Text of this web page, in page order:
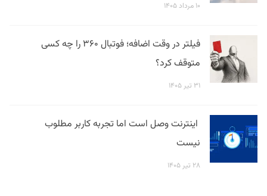
۱۰ مرداد ۱۴۰۵
فیلتر در وقت اضافه؛ فوتبال ۳۶۰ را چه کسی
متوقف کرد؟
۳۱ تیر ۱۴۰۵
اینترنت وصل است اما تجربه کاربر مطلوب
نیست
۲۸ تیر ۱۴۰۵